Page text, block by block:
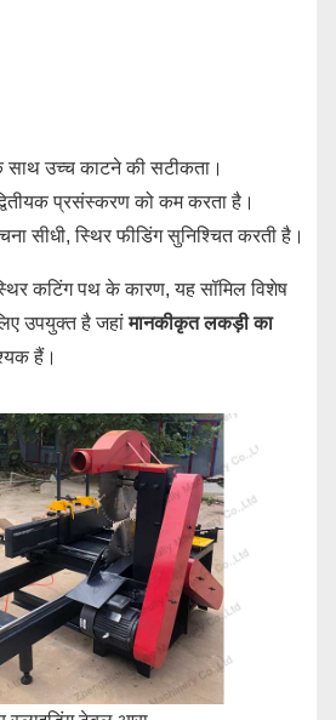
के साथ उच्च काटने की सटीकता।
प्रसंस्करण को कम करता है।
सीधी, स्थिर फीडिंग सुनिश्चित करती है।
कटिंग पथ के कारण, यह सॉमिल विशेष
उपयुक्त है जहांमानकीकृत लकड़ी का
हैं।